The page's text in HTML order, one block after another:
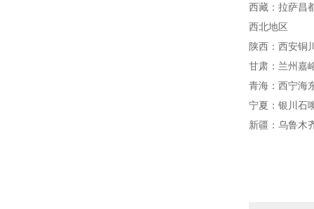
西藏：拉萨昌
西北地区
陕西：西安铜
甘肃：兰州嘉
青海：西宁海
宁夏：银川石
新疆：乌鲁木